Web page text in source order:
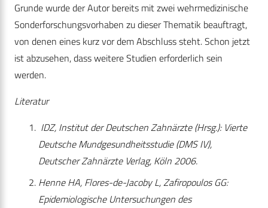
Grunde wurde der Autor bereits mit zwei wehrmedizinische
Sonderforschungsvorhaben zu dieser Thematik beauftragt,
von denen eines kurz vor dem Abschluss steht. Schon jetzt
ist abzusehen, dass weitere Studien erforderlich sein
werden.
Literatur
IDZ, Institut der Deutschen Zahnärzte (Hrsg.): Vierte
Deutsche Mundgesundheitsstudie (DMS IV),
Deutscher Zahnärzte Verlag, Köln 2006.
Henne HA, Flores-de-Jacoby L, Zafiropoulos GG:
Epidemiologische Untersuchungen des